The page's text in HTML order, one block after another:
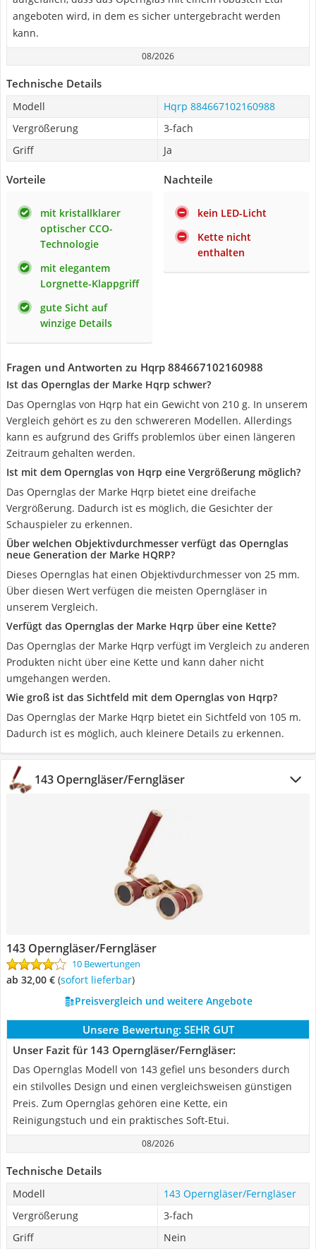
angeboten wird, in dem es sicher untergebracht werden
kann.
08/2026
Technische Details
Modell
Hqrp 884667102160988
Vergrößerung
3-fach
Griff
Ja
Vorteile
mit kristallklarer
optischer CCO-
Technologie
mit elegantem
Lorgnette-Klappgriff
gute Sicht auf
winzige Details
Nachteile
kein LED-Licht
Kette nicht
enthalten
Fragen und Antworten zu Hqrp 884667102160988
Ist das Opernglas der Marke Hqrp schwer?
Das Opernglas von Hqrp hat ein Gewicht von 210 g. In unserem
Vergleich gehört es zu den schwereren Modellen. Allerdings
kann es aufgrund des Griffs problemlos über einen längeren
Zeitraum gehalten werden.
Ist mit dem Opernglas von Hqrp eine Vergrößerung möglich?
Das Opernglas der Marke Hqrp bietet eine dreifache
Vergrößerung. Dadurch ist es möglich, die Gesichter der
Schauspieler zu erkennen.
Über welchen Objektivdurchmesser verfügt das Opernglas
neue Generation der Marke HQRP?
Dieses Opernglas hat einen Objektivdurchmesser von 25 mm.
Über diesen Wert verfügen die meisten Operngläser in
unserem Vergleich.
Verfügt das Opernglas der Marke Hqrp über eine Kette?
Das Opernglas der Marke Hqrp verfügt im Vergleich zu anderen
Produkten nicht über eine Kette und kann daher nicht
umgehangen werden.
Wie groß ist das Sichtfeld mit dem Opernglas von Hqrp?
Das Opernglas der Marke Hqrp bietet ein Sichtfeld von 105 m.
Dadurch ist es möglich, auch kleinere Details zu erkennen.
143 Operngläser/Ferngläser
143 Operngläser/Ferngläser
10 Bewertungen
ab 32,00 € ( Sofort lieferbar)
Preisvergleich und weitere Angebote
Unsere Bewertung: SEHR GUT
Unser Fazit für 143 Operngläser/Ferngläser:
Das Opernglas Modell von 143 gefiel uns besonders durch
ein stilvolles Design und einen vergleichsweisen günstigen
Preis. Zum Opernglas gehören eine Kette, ein
Reinigungstuch und ein praktisches Soft-Etui.
08/2026
Technische Details
Modell
143 Operngläser/Ferngläser
Vergrößerung
3-fach
Griff
Nein